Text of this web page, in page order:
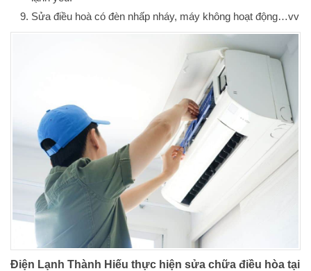
Sửa điều hoà có đèn nhấp nháy, máy không hoạt động…vv
Điện Lạnh Thành Hiếu thực hiện sửa chữa điều hòa tại